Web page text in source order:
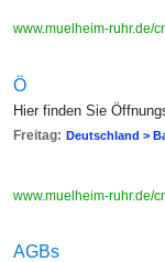
www.muelheim-ruhr.de/
Ö
Hier finden Sie
Freitag: Deutschland >
www.muelheim-ruhr.de/
AGBs